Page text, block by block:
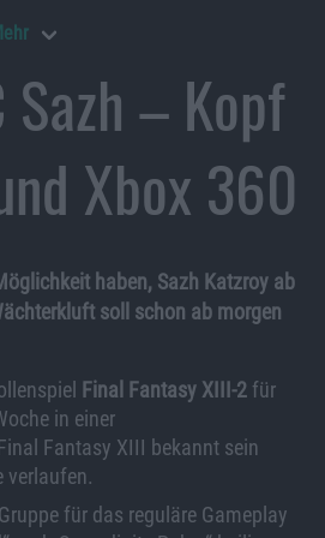
– Kopf
Xbox 360
haben, Sazh Katzroy ab
soll schon ab morgen
Final Fantasy XIII-2 für
in einer
Fantasy XIII bekannt sein
verlaufen.
für das reguläre Gameplay